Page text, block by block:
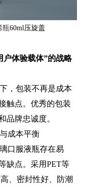
瓶60ml压旋盖
户体验载体”的战略
，包装不再是成本
触点。优秀的包装
品牌忠诚度。
成本平衡
口服液瓶存在易
缺点。采用PET等
、密封性好、防潮